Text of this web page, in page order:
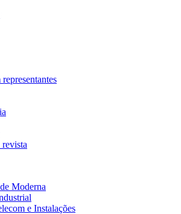
Moderna
e Instalações